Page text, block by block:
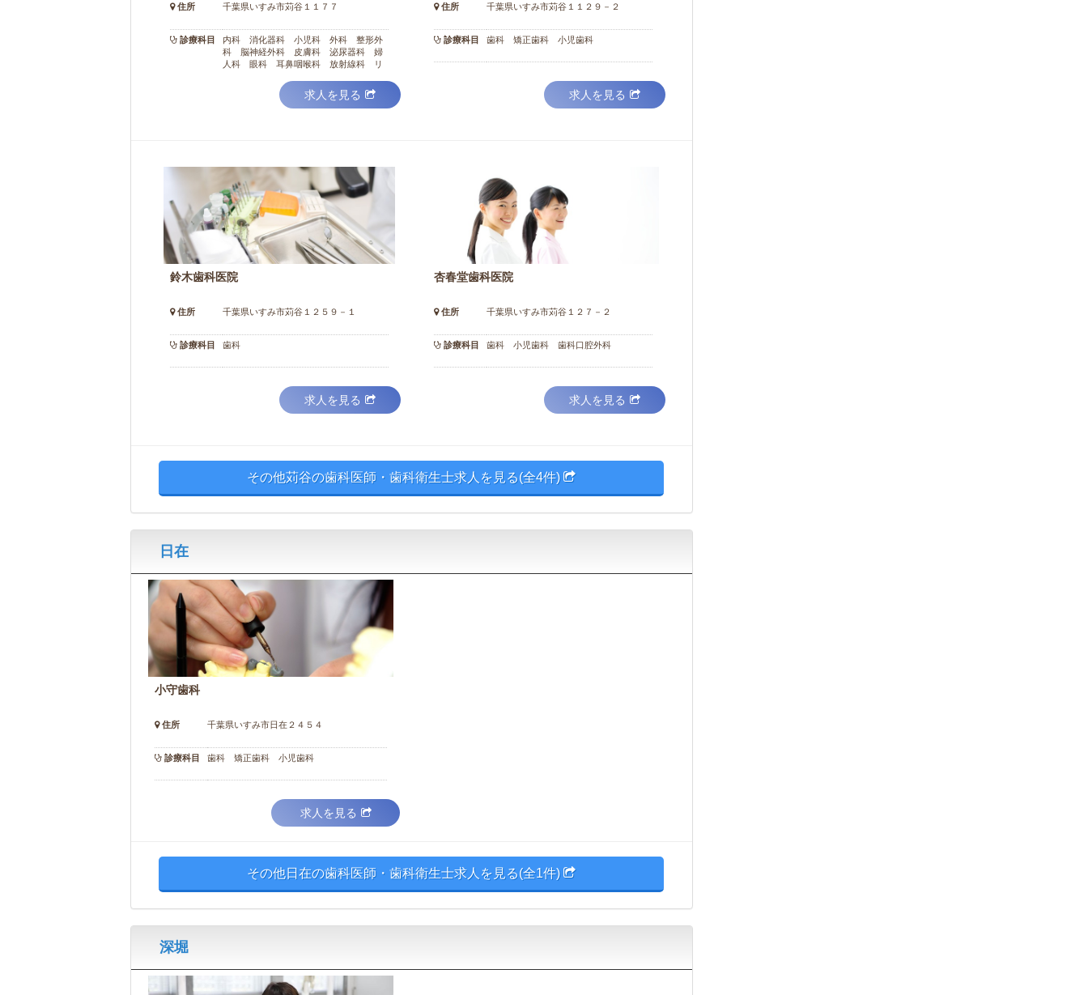
住所 千葉県いすみ市苅谷１１７７
診療科目
内科 消化器科 小児科 外科 整形外
科 脳神経外科 皮膚科 泌尿器科 婦
人科 眼科 耳鼻咽喉科 放射線科 リ
求人を見る
住所 千葉県いすみ市苅谷１１２９－２
診療科目 歯科 矯正歯科 小児歯科
求人を見る
鈴木歯科医院
住所 千葉県いすみ市苅谷１２５９－１
診療科目 歯科
求人を見る
杏春堂歯科医院
住所 千葉県いすみ市苅谷１２７－２
診療科目 歯科 小児歯科 歯科口腔外科
求人を見る
その他苅谷の歯科医師・歯科衛生士求人を見る(全4件)
日在
小守歯科
住所 千葉県いすみ市日在２４５４
診療科目 歯科 矯正歯科 小児歯科
求人を見る
その他日在の歯科医師・歯科衛生士求人を見る(全1件)
深堀